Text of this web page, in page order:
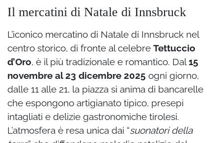
Il mercatini di Natale di Innsbruck
L’iconico mercatino di Natale di Innsbruck nel
centro storico, di fronte al celebre Tettuccio
d’Oro, è il più tradizionale e romantico. Dal15
novembre al 23 dicembre 2025 ogni giorno,
dalle 11 alle 21, la piazza si anima di bancarelle
che espongono artigianato tipico, presepi
intagliati e delizie gastronomiche tirolesi.
L’atmosfera è resa unica dai “suonatori della